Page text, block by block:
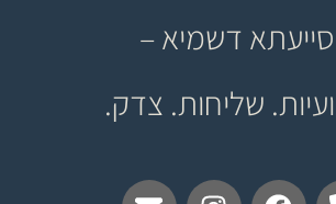
דשמיא –
שליחות. צדק.